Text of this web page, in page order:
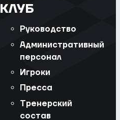
КЛУБ
Руководство
Административный
персонал
Игроки
Пресса
Тренерский
состав